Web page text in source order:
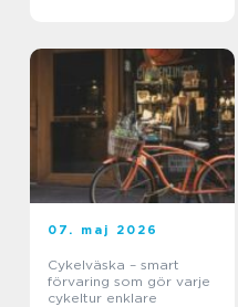
07. maj 2026
Cykelväska – smart
förvaring som gör varje
cykeltur enklare